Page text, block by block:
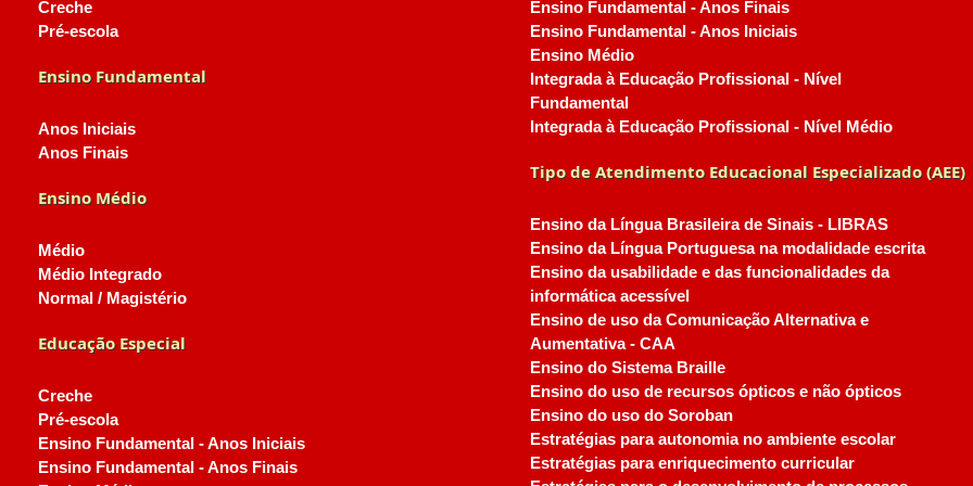
Creche
Pré-escola
Ensino Fundamental
Anos Iniciais
Anos Finais
Ensino Médio
Médio
Médio Integrado
Normal / Magistério
Educação Especial
Creche
Pré-escola
Ensino Fundamental - Anos Iniciais
Ensino Fundamental - Anos Finais
Ensino Fundamental - Anos Finais
Ensino Fundamental - Anos Iniciais
Ensino Médio
Integrada à Educação Profissional - Nível
Fundamental
Integrada à Educação Profissional - Nível Médio
Tipo de Atendimento Educacional Especializado (AEE)
Ensino da Língua Brasileira de Sinais - LIBRAS
Ensino da Língua Portuguesa na modalidade escrita
Ensino da usabilidade e das funcionalidades da
informática acessível
Ensino de uso da Comunicação Alternativa e
Aumentativa - CAA
Ensino do Sistema Braille
Ensino do uso de recursos ópticos e não ópticos
Ensino do uso do Soroban
Estratégias para autonomia no ambiente escolar
Estratégias para enriquecimento curricular